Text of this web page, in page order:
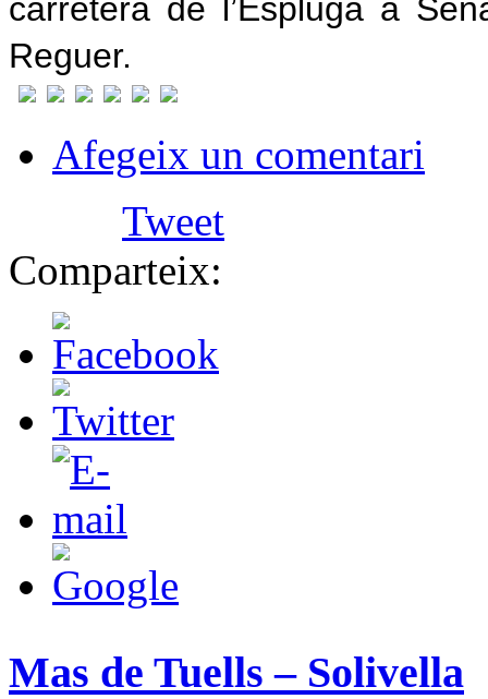
carretera de l’Espluga a
Reguer.
Afegeix un comentari
Tweet
Comparteix:
Mas de Tuells – Solivella